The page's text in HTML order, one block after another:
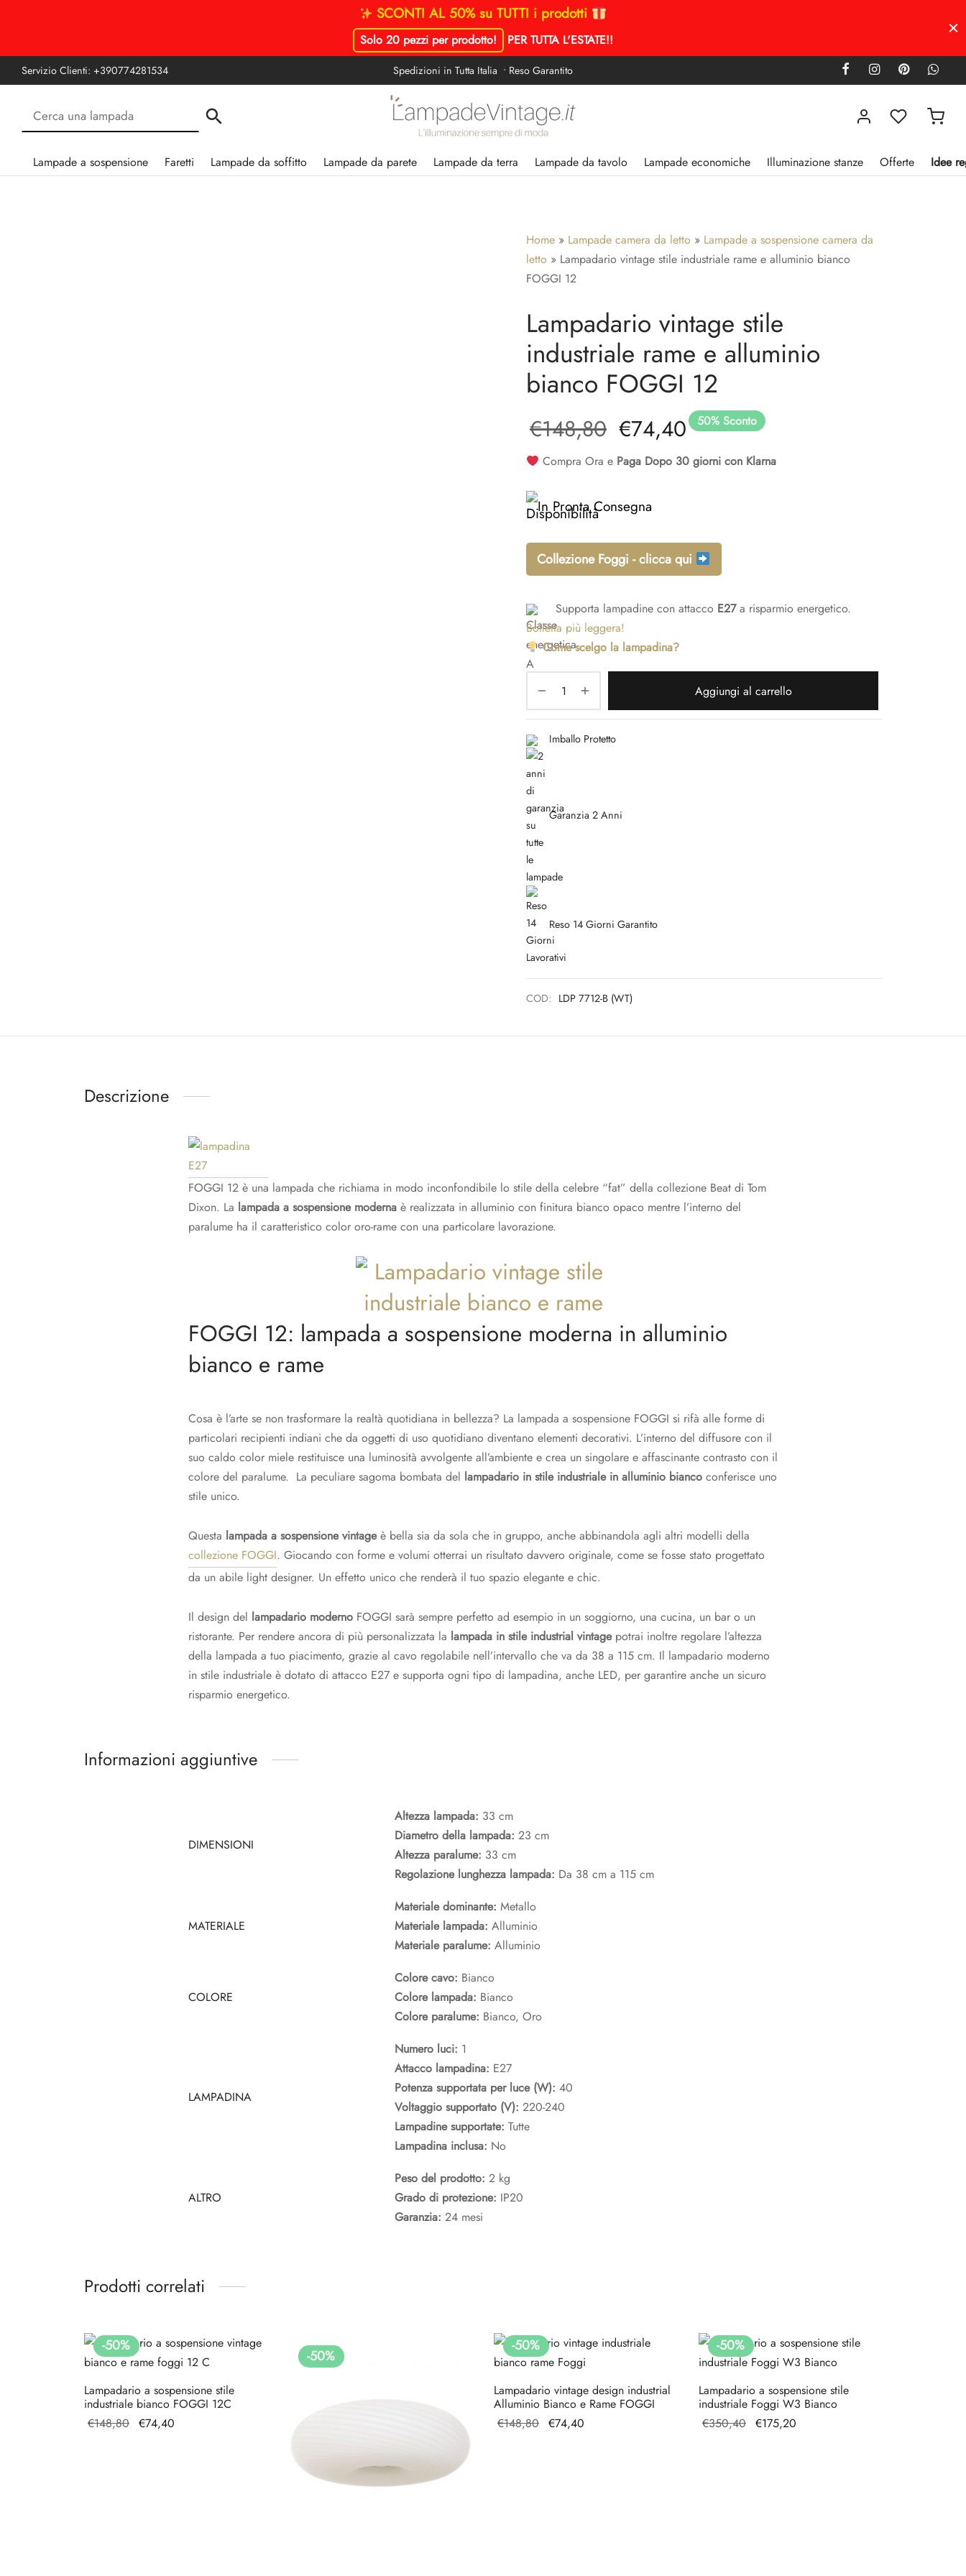
SCONTI AL 50% su TUTTI i prodotti
Solo 20 pezzi per prodotto! PER TUTTA L'ESTATE!!
Servizio Clienti: +390774281534 Spedizioni in Tutta Italia • Reso Garantito
Lampade a sospensione Faretti Lampade da soffitto Lampade da parete Lampade da terra Lampade da tavolo Lampade economiche Illuminazione stanze Offerte Idee
Home » Lampade camera da letto » Lampade a sospensione camera da
letto » Lampadario vintage stile industriale rame e alluminio bianco
FOGGI 12
Lampadario vintage stile
industriale rame e alluminio
bianco FOGGI 12
50% Sconto
€148,80 Il prezzo
originale
era:
€148,80.
€74,40Il
prezzo
è:
€74,40.
Compra Ora e Paga Dopo 30 giorni con Klarna
In Pronta Consegna
Collezione Foggi - clicca qui
Supporta lampadine con attacco E27a risparmio energetico.
Bolletta più leggera!
Come scelgo la lampadina?
Aggiungi al carrello
Imballo Protetto
Garanzia 2 Anni
Reso 14 Giorni Garantito
COD: LDP 7712-B (WT)
Descrizione
FOGGI 12 è una lampada che richiama in modo inconfondibile lo stile della celebre “fat” della collezione Beat di Tom
Dixon. La lampada a sospensione moderna è realizzata in alluminio con finitura bianco opaco mentre l’interno del
paralume ha il caratteristico color oro-rame con una particolare lavorazione.
FOGGI 12: lampada a sospensione moderna in alluminio
bianco e rame
Cosa è l’arte se non trasformare la realtà quotidiana in bellezza? La lampada a sospensione FOGGI si rifà alle forme di
particolari recipienti indiani che da oggetti di uso quotidiano diventano elementi decorativi. L’interno del diffusore con il
suo caldo color miele restituisce una luminosità avvolgente all’ambiente e crea un singolare e affascinante contrasto con il
colore del paralume. La peculiare sagoma bombata del lampadario in stile industriale in alluminio bianco conferisce uno
stile unico.
Questa lampada a sospensione vintageè bella sia da sola che in gruppo, anche abbinandola agli altri modelli della
collezione FOGGI. Giocando con forme e volumi otterrai un risultato davvero originale, come se fosse stato progettato
da un abile light designer. Un effetto unico che renderà il tuo spazio elegante e chic.
Il design del lampadario moderno FOGGI sarà sempre perfetto ad esempio in un soggiorno, una cucina, un bar o un
ristorante. Per rendere ancora di più personalizzata la lampada in stile industrial vintagepotrai inoltre regolare l’altezza
della lampada a tuo piacimento, grazie al cavo regolabile nell’intervallo che va da 38 a 115 cm. Il lampadario moderno
in stile industriale è dotato di attacco E27 e supporta ogni tipo di lampadina, anche LED, per garantire anche un sicuro
risparmio energetico.
Informazioni aggiuntive
DIMENSIONI
Altezza lampada: 33 cm
Diametro della lampada: 23 cm
Altezza paralume: 33 cm
Regolazione lunghezza lampada: Da 38 cm a 115 cm
MATERIALE
Materiale dominante: Metallo
Materiale lampada: Alluminio
Materiale paralume: Alluminio
COLORE
Colore cavo: Bianco
Colore lampada: Bianco
Colore paralume: Bianco, Oro
LAMPADINA
Numero luci: 1
Attacco lampadina: E27
Potenza supportata per luce (W): 40
Voltaggio supportato (V): 220-240
Lampadine supportate: Tutte
Lampadina inclusa: No
ALTRO
Peso del prodotto: 2 kg
Grado di protezione: IP20
Garanzia: 24 mesi
Prodotti correlati
-50%
Lampadario a sospensione stile
industriale bianco FOGGI 12C
€148,80 Il prezzo
€74,40
-50%
-50%
Lampadario vintage design industrial
Alluminio Bianco e Rame FOGGI
€148,80 Il prezzo
€74,40
-50%
Lampadario a sospensione stile
industriale Foggi W3 Bianco
€350,40 Il prezzo
€175,20